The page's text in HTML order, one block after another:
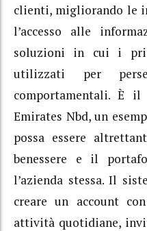
clienti, migliorando le
l’accesso alle
soluzioni in cui i
utilizzati per
comportamentali. È il
Emirates Nbd, un
possa essere
benessere e il
l’azienda stessa. Il
creare un account
attività quotidiane,